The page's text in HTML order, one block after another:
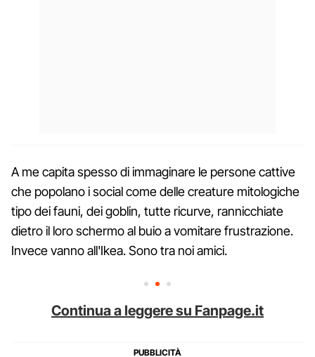
A me capita spesso di immaginare le persone cattive
che popolano i social come delle creature mitologiche
tipo dei fauni, dei goblin, tutte ricurve, rannicchiate
dietro il loro schermo al buio a vomitare frustrazione.
Invece vanno all'Ikea. Sono tra noi amici.
Continua a leggere su Fanpage.it